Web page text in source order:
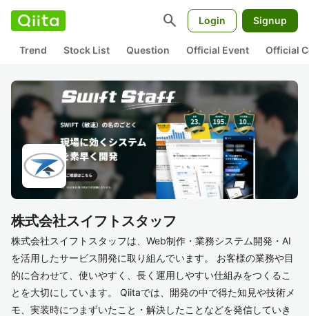
search Login Signup
Trend Stock List Question Official Event Official
株式会社スイフトスタッフ
株式会社スイフトスタッフは、Web制作・業務システム開発・AI
を活用したサービス開発に取り組んでいます。 お客様の業務や目
的に合わせて、使いやすく、長く運用しやすい仕組みをつくるこ
とを大切にしています。 Qiitaでは、開発の中で得た知見や技術メ
モ、実装時につまずいたこと・解決したことなどを発信していき